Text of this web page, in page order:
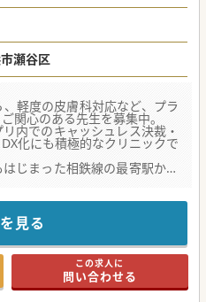
横浜市瀬谷区
軽度の皮膚科対応など、プラ
関心のある先生を募集中。
内でのキャッシュレス決裁・
化にも積極的なクリニックで
じまった相鉄線の最寄駅から
ッセージ★☆
皮膚科まで幅広くプライマリ
根差したクリニックです。
者様を迎えられています。
予約から、待ち時間の短縮の
ビス導入にも積極的なクリニ
見る
この求人に
問い合わせる